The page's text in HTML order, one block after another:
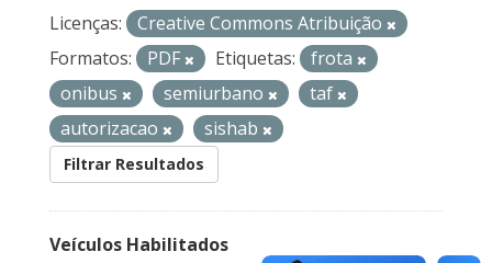
Licenças:
Creative Commons Atribuição
Formatos:
PDF Etiquetas:
frota
onibus
semiurbano
taf
autorizacao
sishab
Filtrar Resultados
Veículos Habilitados